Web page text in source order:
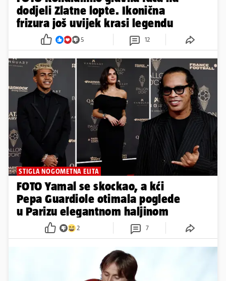
dodjeli Zlatne lopte. Ikonična
frizura još uvijek krasi legendu
5 12
STIGLA NOGOMETNA ELITA
FOTO Yamal se skockao, a kći
Pepa Guardiole otimala poglede
u Parizu elegantnom haljinom
2 7